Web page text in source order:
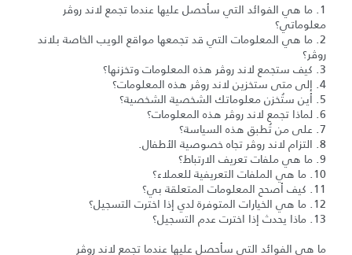
1. ما هي الفوائد التي سأحصل عليها عندما تجمع لاند روڤر
معلوماتي؟
2. ما هي المعلومات التي قد تجمعها مواقع الويب الخاصة بلاند
روڤر؟
3. كيف ستجمع لاند روڤر هذه المعلومات وتخزنها؟
4. إلى متى ستخزين لاند روڤر هذه المعلومات؟
5. أين ستُخزن معلوماتك الشخصية الشخصية؟
6. لماذا تجمع لاند روڤر هذه المعلومات؟
7. على من تُطبق هذه السياسة؟
8. التزام لاند روڤر تجاه خصوصية الأطفال.
9. ما هي ملفات تعريف الارتباط؟
10. ما هي الملفات التعريفية للعملاء؟
11. كيف أصحح المعلومات المتعلقة بي؟
12. ما هي الخيارات المتوفرة لدي إذا اخترت التسجيل؟
13. ماذا يحدث إذا اخترت عدم التسجيل؟
ما هي الفوائد التي سأحصل عليها عندما تجمع لاند روڤر